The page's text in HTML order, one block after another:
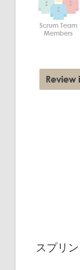
スプリ